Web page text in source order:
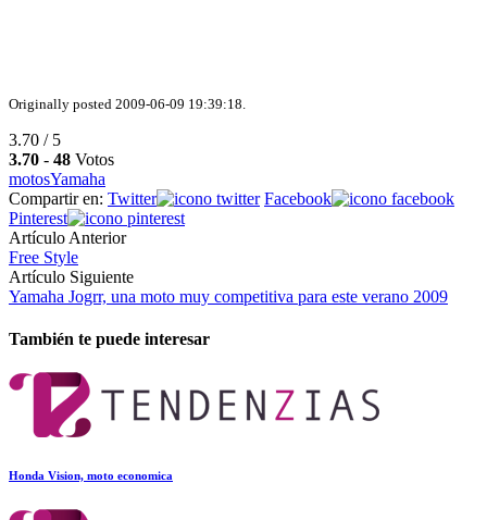
Originally posted 2009-06-09 19:39:18.
3.70 / 5
3.70 - 48 Votos
motosYamaha
Compartir en: Twitter
Facebook
Pinterest
Artículo Anterior
Free Style
Artículo Siguiente
Yamaha Jogrr, una moto muy competitiva para este verano 2009
También te puede interesar
Honda Vision, moto economica